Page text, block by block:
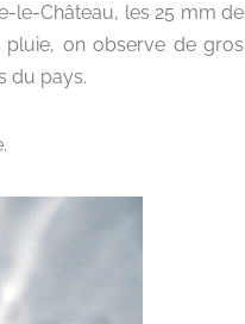
le-Château, les 25 mm de
pluie, on observe de gros
du pays.